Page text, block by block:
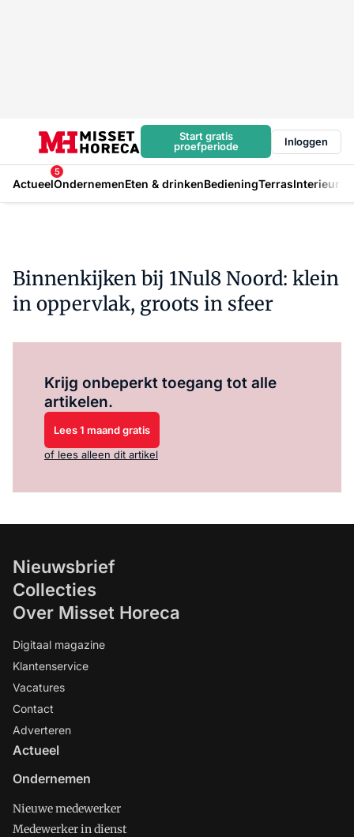
Start gratis
proefperiode
Inloggen
Actueel
5
OndernemenEten & drinkenBedieningTerrasInterieur
Binnenkijken bij 1Nul8 Noord: klein
in oppervlak, groots in sfeer
Krijg onbeperkt toegang tot alle
artikelen.
Lees 1 maand gratis
of lees alleen dit artikel
Nieuwsbrief
Collecties
Over Misset Horeca
Digitaal magazine
Klantenservice
Vacatures
Contact
Adverteren
Actueel
Ondernemen
Nieuwe medewerker
Medewerker in dienst